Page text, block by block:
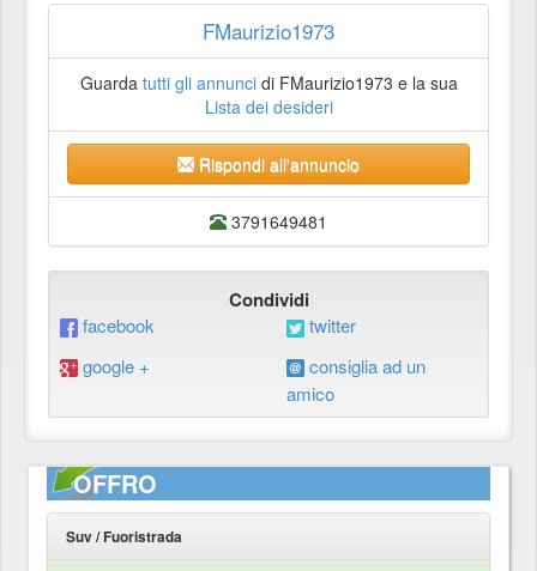
FMaurizio1973
Guarda tutti gli annuncidi FMaurizio1973 e la sua
Lista dei desideri
Rispondi all'annuncio
3791649481
Condividi
facebook
twitter
google +
consiglia ad un
amico
OFFRO
Suv / Fuoristrada